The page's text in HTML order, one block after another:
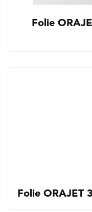
Folie
Folie ORAJET